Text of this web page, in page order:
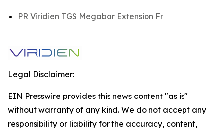
PR Viridien TGS Megabar Extension Fr
Legal Disclaimer:
EIN Presswire provides this news content "as is"
without warranty of any kind. We do not accept any
responsibility or liability for the accuracy, content,